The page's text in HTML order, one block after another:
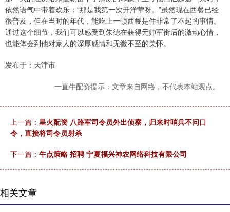
依然语气中带着欢乐：“那是我第一次开洋荤呀。”虽然现在西餐已经
很普及，但在当时的年代，能吃上一顿西餐是件非常了不起的事情。
通过这个细节，我们可以感受到朱德在获得元帅军衔后的激动心情，
也能体会到他对家人的深厚感情和无微不至的关怀。
发布于：天津市
一直牛配资提示：文章来自网络，不代表本站观点。
上一篇： 星火配资 八路军司令员外出侦察，归来时哨兵不问口
令，直接将司令员射杀
下一篇： 牛点策略 招聘 宁夏福兴神农网络科技有限公司
相关文章